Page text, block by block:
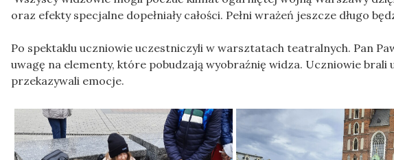
oraz efekty specjalne dopełniały całości. Pełni wrażeń jeszcze długo
Po spektaklu uczniowie uczestniczyli w warsztatach teatralnych. Pan
uwagę na elementy, które pobudzają wyobraźnię widza. Uczniowie brali
przekazywali emocje.